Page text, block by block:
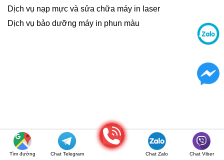
Dịch vụ nạp mực và sửa chữa máy in laser
Dịch vụ bảo dưỡng máy in phun màu
Tìm đường Chat Telegram
Gọi điện
Chat Zalo Chat Viber